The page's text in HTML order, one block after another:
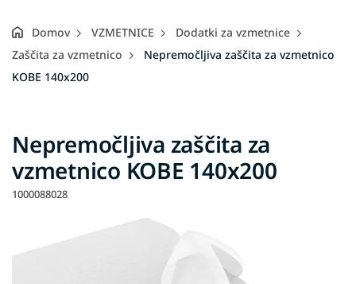
Domov VZMETNICE
Dodatki za vzmetnice
Zaščita za vzmetnico
Nepremočljiva zaščita za vzmetnico
KOBE 140x200
Nepremočljiva zaščita za
vzmetnico KOBE 140x200
1000088028